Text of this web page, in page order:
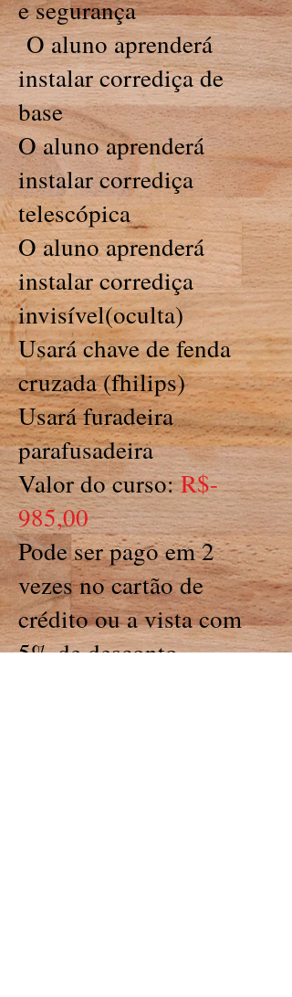
e segurança
O aluno aprenderá
instalar corrediça de
base
O aluno aprenderá
instalar corrediça
telescópica
O aluno aprenderá
instalar corrediça
invisível(oculta)
Usará chave de fenda
cruzada (fhilips)
Usará furadeira
parafusadeira
Valor do curso:R$-
985,00
Pode ser pago em 2
vezes no cartão de
crédito ou a vista com
5% de desconto